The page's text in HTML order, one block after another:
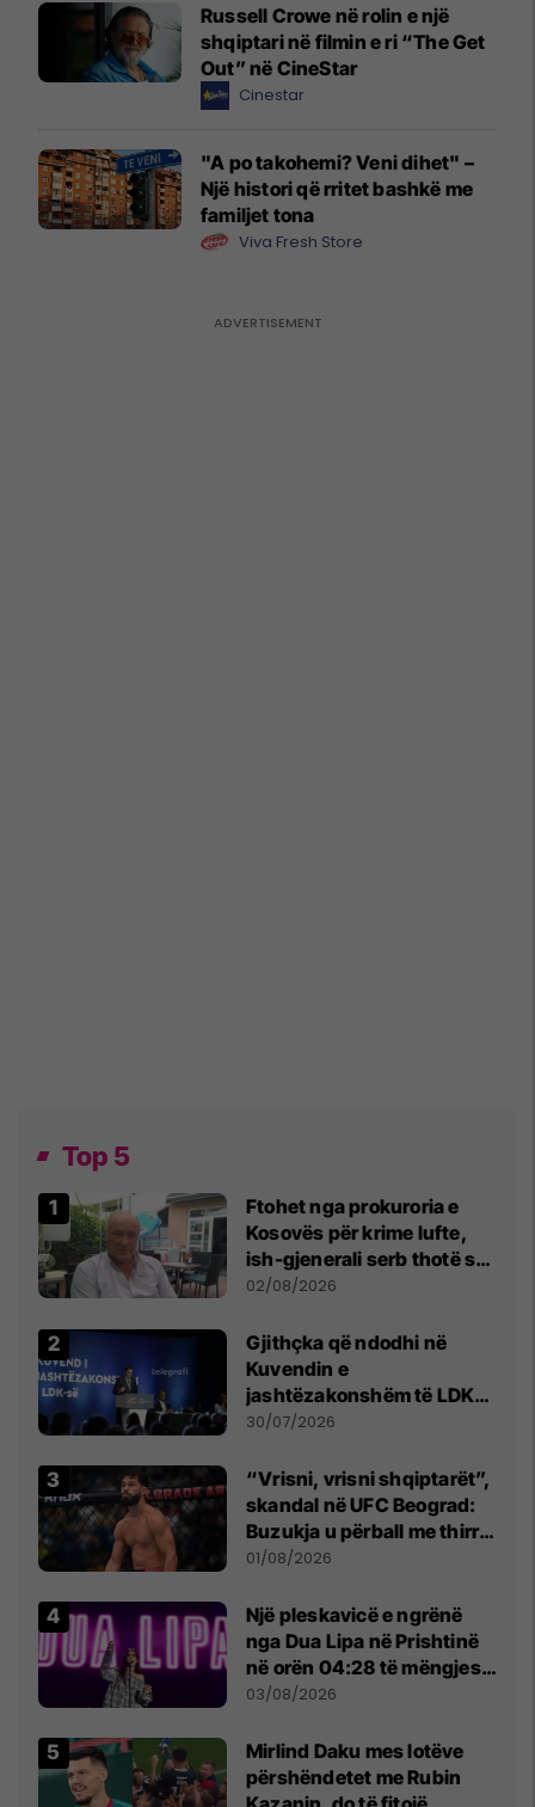
Russell Crowe në rolin e një
shqiptari në filmin e ri “The Get
Out” në CineStar
Cinestar
"A po takohemi? Veni dihet" –
Një histori që rritet bashkë me
familjet tona
Viva Fresh Store
Top 5
Ftohet nga prokuroria e
Kosovës për krime lufte,
ish-gjenerali serb thotë se
dikush e tradhtoi në
02/08/2026
Gjithçka që ndodhi në
Kuvendin e
jashtëzakonshëm të LDK-
së
30/07/2026
“Vrisni, vrisni shqiptarët”,
skandal në UFC Beograd:
Buzukja u përball me thirrje
anti-shqiptare nga
01/08/2026
Një pleskavicë e ngrënë
nga Dua Lipa në Prishtinë
në orën 04:28 të mëngjesit
- dhe bota digjitale serbe
03/08/2026
Mirlind Daku mes lotëve
përshëndetet me Rubin